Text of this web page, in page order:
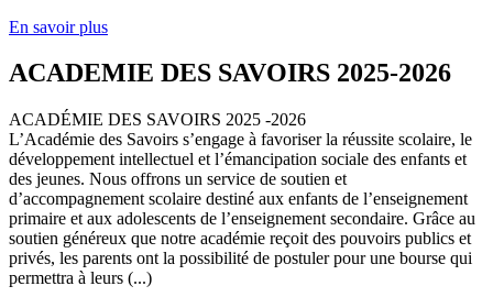
En savoir plus
ACADEMIE DES SAVOIRS 2025-2026
ACADÉMIE DES SAVOIRS 2025 -2026
L’Académie des Savoirs s’engage à favoriser la réussite scolaire, le
développement intellectuel et l’émancipation sociale des enfants et
des jeunes. Nous offrons un service de soutien et
d’accompagnement scolaire destiné aux enfants de l’enseignement
primaire et aux adolescents de l’enseignement secondaire. Grâce au
soutien généreux que notre académie reçoit des pouvoirs publics et
privés, les parents ont la possibilité de postuler pour une bourse qui
permettra à leurs (...)